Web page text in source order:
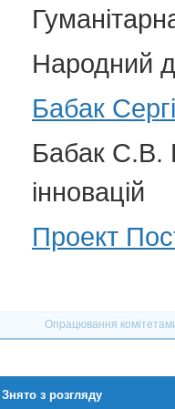
Народний
Бабак
Бабак С.В.
інновацій
Проект
Опрацювання
Знято з розгляду